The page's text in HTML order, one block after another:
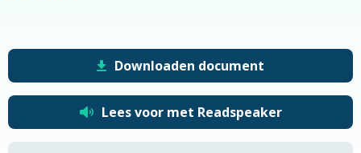
Downloaden document
Lees voor met Readspeaker